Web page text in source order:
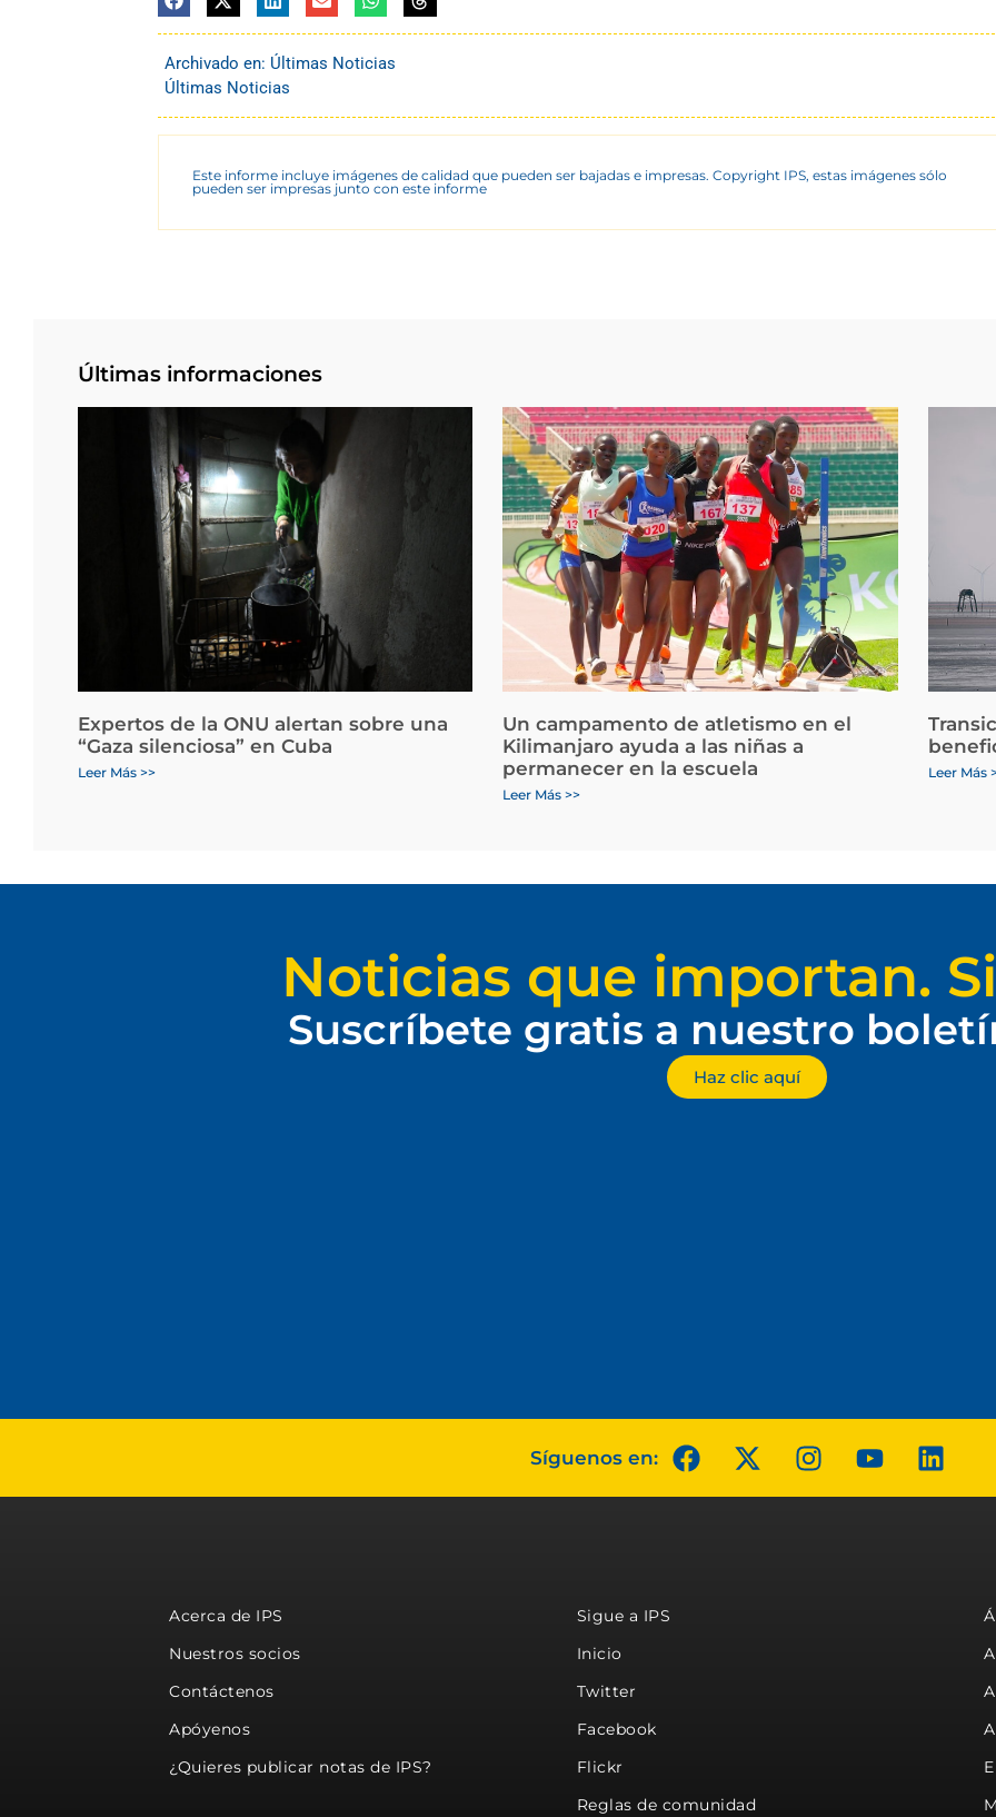
Archivado en: Últimas Noticias
Últimas Noticias
Este informe incluye imágenes de calidad que pueden ser bajadas e impresas. Copyright IPS, estas imágenes sólo
pueden ser impresas junto con este informe
Últimas informaciones
Expertos de la ONU alertan sobre una
“Gaza silenciosa” en Cuba
Leer Más >>
Un campamento de atletismo en el
Kilimanjaro ayuda a las niñas a
permanecer en la escuela
Leer Más >>
Leer Más
Noticias que importan.
Suscríbete gratis a nuestro
Haz clic aquí
Síguenos en:
Acerca de IPS
Nuestros socios
Contáctenos
Apóyenos
¿Quieres publicar notas de IPS?
Sigue a IPS
Inicio
Twitter
Facebook
Flickr
Reglas de comunidad